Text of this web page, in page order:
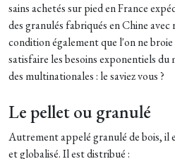
sains achetés sur pied en France
des granulés fabriqués en Chine
condition égalementque l'on ne
satisfaire les besoins exponentiels
des multinationales : le saviez vous ?
Le pellet ou granulé
Autrement appelé granulé de bois, il
et globalisé. Il est distribué :